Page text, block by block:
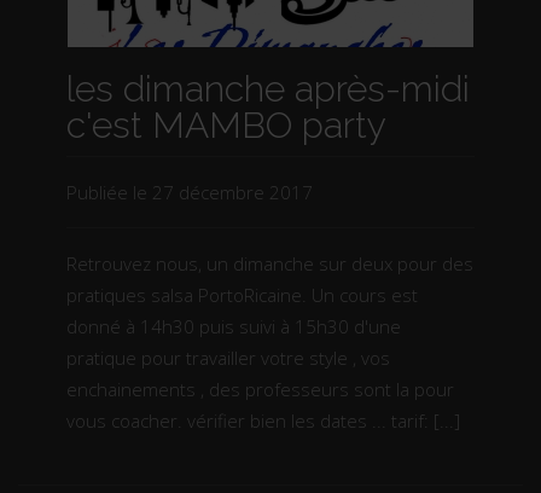
les dimanche après-midi
c'est MAMBO party
Publiée le 27 décembre 2017
Retrouvez nous, un dimanche sur deux pour des
pratiques salsa PortoRicaine. Un cours est
donné à 14h30 puis suivi à 15h30 d'une
pratique pour travailler votre style , vos
enchainements , des professeurs sont la pour
vous coacher. vérifier bien les dates ... tarif: [...]